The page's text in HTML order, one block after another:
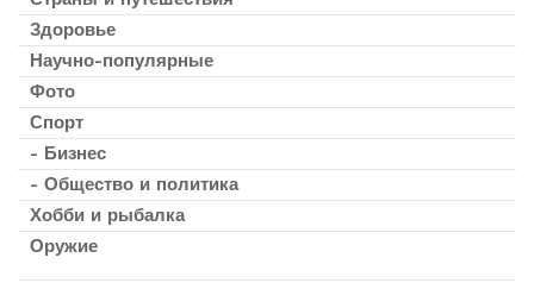
Здоровье
Научно-популярные
Фото
Спорт
- Бизнес
- Общество и политика
Хобби и рыбалка
Оружие